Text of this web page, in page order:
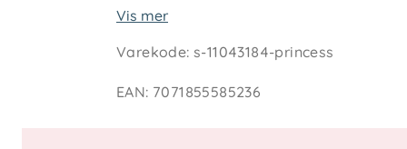
Buksen er utviklet med fokus på
godt og komfortabelt, mens
til en praktisk og helhetlig garderobe
Vis mer
Varekode:s-11043184-princess
EAN: 7071855585236